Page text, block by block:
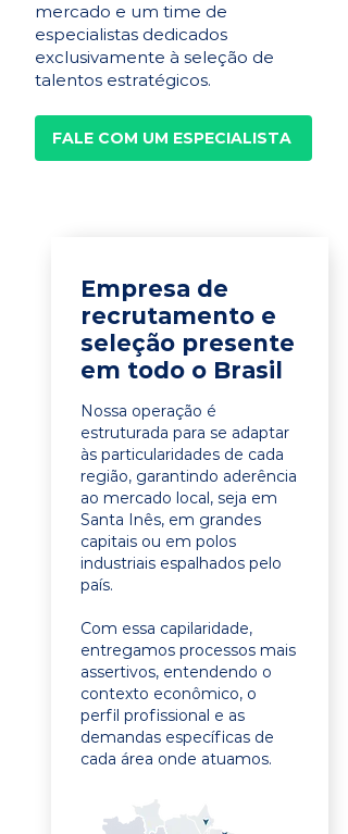
mercado e um time de
especialistas dedicados
exclusivamente à seleção de
talentos estratégicos.
FALE COM UM ESPECIALISTA
Empresa de
recrutamento e
seleção presente
em todo o Brasil
Nossa operação é
estruturada para se adaptar
às particularidades de cada
região, garantindo aderência
ao mercado local, seja em
Santa Inês, em grandes
capitais ou em polos
industriais espalhados pelo
país.
Com essa capilaridade,
entregamos processos mais
assertivos, entendendo o
contexto econômico, o
perfil profissional e as
demandas específicas de
cada área onde atuamos.